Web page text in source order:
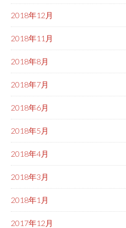
2018年12月
2018年11月
2018年8月
2018年7月
2018年6月
2018年5月
2018年4月
2018年3月
2018年1月
2017年12月